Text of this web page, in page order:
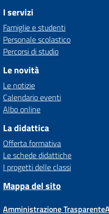
I servizi
Famiglie e studenti
Personale scolastico
Percorsi di studio
Le novità
Le notizie
Calendario eventi
Albo online
La didattica
Offerta formativa
Le schede didattiche
I progetti delle classi
Mappa del sito
Amministrazione Trasparente